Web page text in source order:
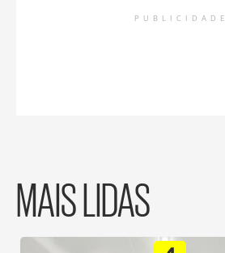
PUBLICIDADE
MAIS LIDAS